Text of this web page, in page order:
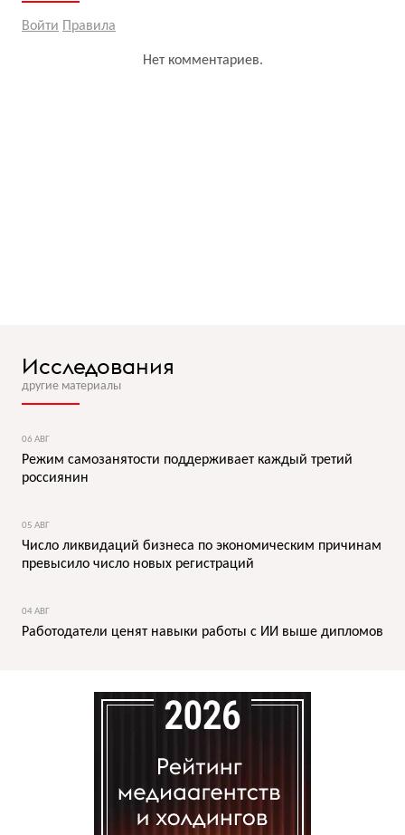
Войти Правила
Нет комментариев.
Исследования
другие материалы
06 АВГ
Режим самозанятости поддерживает каждый третий
россиянин
05 АВГ
Число ликвидаций бизнеса по экономическим причинам
превысило число новых регистраций
04 АВГ
Работодатели ценят навыки работы с ИИ выше дипломов